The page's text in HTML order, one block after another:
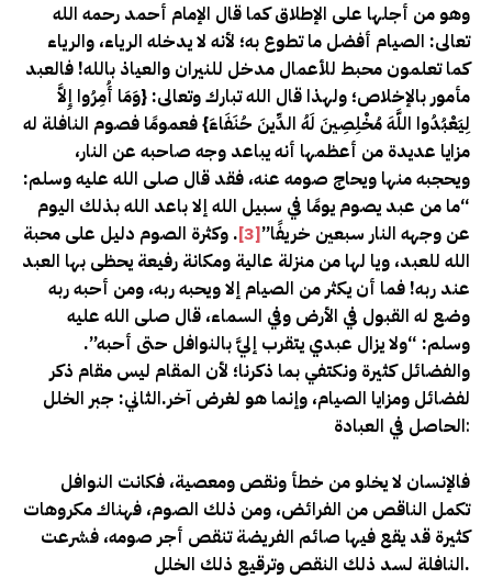
وهو من أجلها على الإطلاق كما قال الإمام أحمد رحمه الله
تعالى: الصيام أفضل ما تطوع به؛ لأنه لا يدخله الرياء، والرياء
كما تعلمون محبط للأعمال مدخل للنيران والعياذ بالله! فالعبد
مأمور بالإخلاص؛ ولهذا قال الله تبارك وتعالى: {وَمَا أُمِرُوا إِلاَّ
لِيَعْبُدُوا اللَّهَ مُخْلِصِينَ لَهُ الدِّينَ حُنَفَاءَ} فعمومًا فصوم النافلة له
مزايا عديدة من أعظمها أنه يباعد وجه صاحبه عن النار،
ويحجبه منها ويحاج صومه عنه، فقد قال صلى الله عليه وسلم:
“ما من عبد يصوم يومًا في سبيل الله إلا باعد الله بذلك اليوم
عن وجهه النار سبعين خريفًا”[3]
. وكثرة الصوم دليل على محبة
الله للعبد، ويا لها من منزلة عالية ومكانة رفيعة يحظى بها العبد
عند ربه! فما أن يكثر من الصيام إلا ويحبه ربه، ومن أحبه ربه
وضع له القبول في الأرض وفي السماء، قال صلى الله عليه
وسلم: “ولا يزال عبدي يتقرب إليَّ بالنوافل حتى أحبه”.
والفضائل كثيرة ونكتفي بما ذكرنا؛ لأن المقام ليس مقام ذكر
لفضائل ومزايا الصيام، وإنما هو لغرض آخر.الثاني: جبر الخلل
الحاصل في العبادة:
فالإنسان لا يخلو من خطأ ونقص ومعصية، فكانت النوافل
تكمل الناقص من الفرائض، ومن ذلك الصوم، فهناك مكروهات
كثيرة قد يقع فيها صائم الفريضة تنقص أجر صومه، فشرعت
النافلة لسد ذلك النقص وترقيع ذلك الخلل.